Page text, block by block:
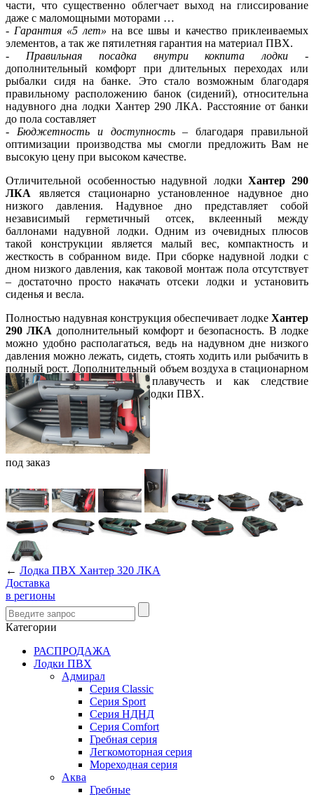
части, что существенно облегчает выход на глиссирование
даже с маломощными моторами …
- Гарантия «5 лет» на все швы и качество приклеиваемых
элементов, а так же пятилетняя гарантия на материал ПВХ.
- Правильная посадка внутри кокпита лодки-
дополнительный комфорт при длительных переходах или
рыбалки сидя на банке. Это стало возможным благодаря
правильному расположению банок (сидений), относительна
надувного дна лодки Хантер 290 ЛКА. Расстояние от банки
до пола составляет
- Бюджетность и доступность– благодаря правильной
оптимизации производства мы смогли предложить Вам не
высокую цену при высоком качестве.
Отличительной особенностью надувной лодкиХантер 290
ЛКА является стационарно установленное надувное дно
низкого давления. Надувное дно представляет собой
независимый герметичный отсек, вклеенный между
баллонами надувной лодки. Одним из очевидных плюсов
такой конструкции является малый вес, компактность и
жесткость в собранном виде. При сборке надувной лодки с
дном низкого давления, как таковой монтаж пола отсутствует
– достаточно просто накачать отсеки лодки и установить
сиденья и весла.
Полностью надувная конструкция обеспечивает лодке Хантер
290 ЛКА дополнительный комфорт и безопасность. В лодке
можно удобно располагаться, ведь на надувном дне низкого
давления можно лежать, сидеть, стоять ходить или рыбачить в
полный рост. Дополнительный объем воздуха в стационарном
надувном дне повышает плавучесть и как следствие
грузоподъемность надувной лодки ПВХ.
под заказ
← Лодка ПВХ Хантер 320 ЛКА
Доставка
в регионы
Категории
РАСПРОДАЖА
Лодки ПВХ
Адмирал
Серия Classic
Серия Sport
Серия НДНД
Серия Comfort
Гребная серия
Легкомоторная серия
Мореходная серия
Аква
Гребные